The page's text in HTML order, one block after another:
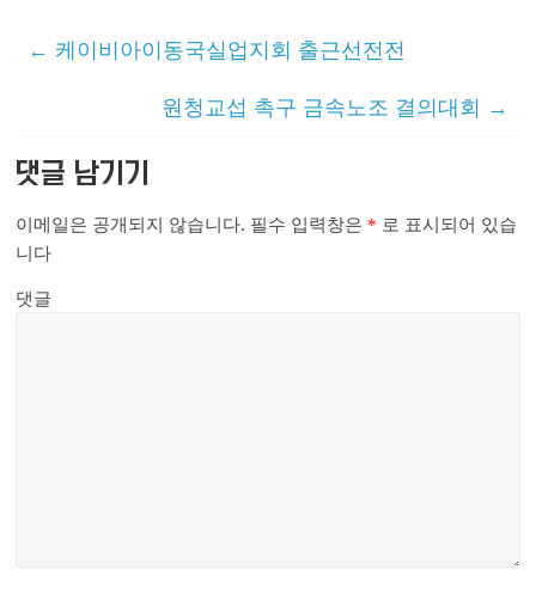
← 케이비아이동국실업지회 출근선전전
원청교섭 촉구 금속노조 결의대회 →
댓글 남기기
이메일은 공개되지 않습니다. 필수 입력창은 * 로 표시되어 있습
니다
댓글